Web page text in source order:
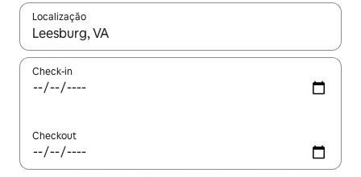
Localização
Quando os resultados estiverem disponíveis, explore-os
Check-in
Checkout